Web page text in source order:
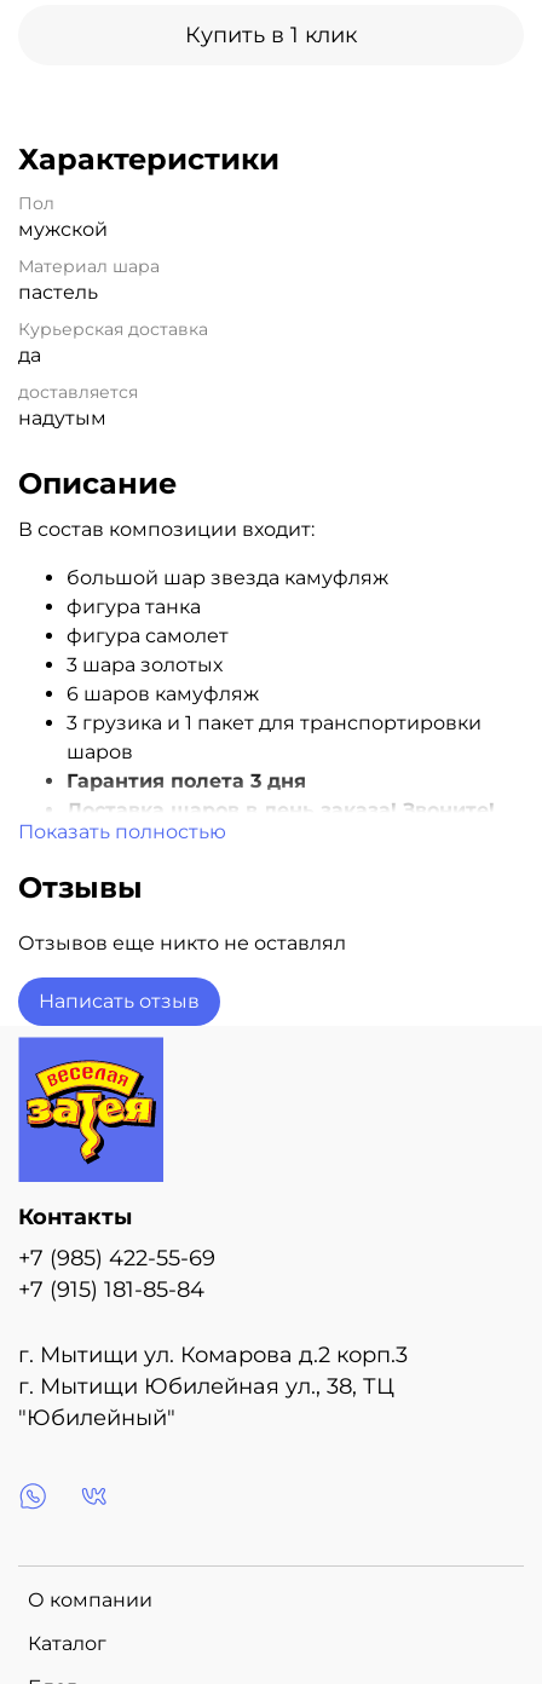
Купить в 1 клик
Характеристики
Пол
мужской
Материал шара
пастель
Курьерская доставка
да
доставляется
надутым
Описание
В состав композиции входит:
большой шар звезда камуфляж
фигура танка
фигура самолет
3 шара золотых
6 шаров камуфляж
3 грузика и 1 пакет для транспортировки
шаров
Гарантия полета 3 дня
Доставка шаров в день заказа! Звоните!
Показать полностью
Отзывы
Отзывов еще никто не оставлял
Написать отзыв
О компании
Каталог
Контакты
+7 (985) 422-55-69
+7 (915) 181-85-84
г. Мытищи ул. Комарова д.2 корп.3
г. Мытищи Юбилейная ул., 38, ТЦ
"Юбилейный"